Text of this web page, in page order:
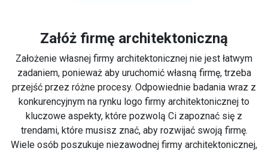
Załóż firmę architektoniczną
Założenie własnej firmy architektonicznej nie jest łatwym
zadaniem, ponieważ aby uruchomić własną firmę, trzeba
przejść przez różne procesy. Odpowiednie badania wraz z
konkurencyjnym na rynku logo firmy architektonicznej to
kluczowe aspekty, które pozwolą Ci zapoznać się z
trendami, które musisz znać, aby rozwijać swoją firmę.
Wiele osób poszukuje niezawodnej firmy architektonicznej,